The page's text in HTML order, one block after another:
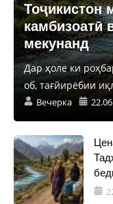
Тоҷикистон
камбизоатӣ
мекунанд
Дар ҳоле ки
об, тағйирёбии
Вечерка